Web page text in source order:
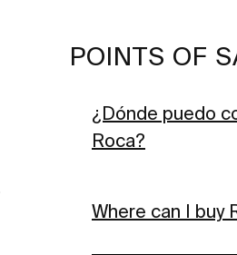
POINTS OF
¿Dónde puedo
Roca?
Where can I buy